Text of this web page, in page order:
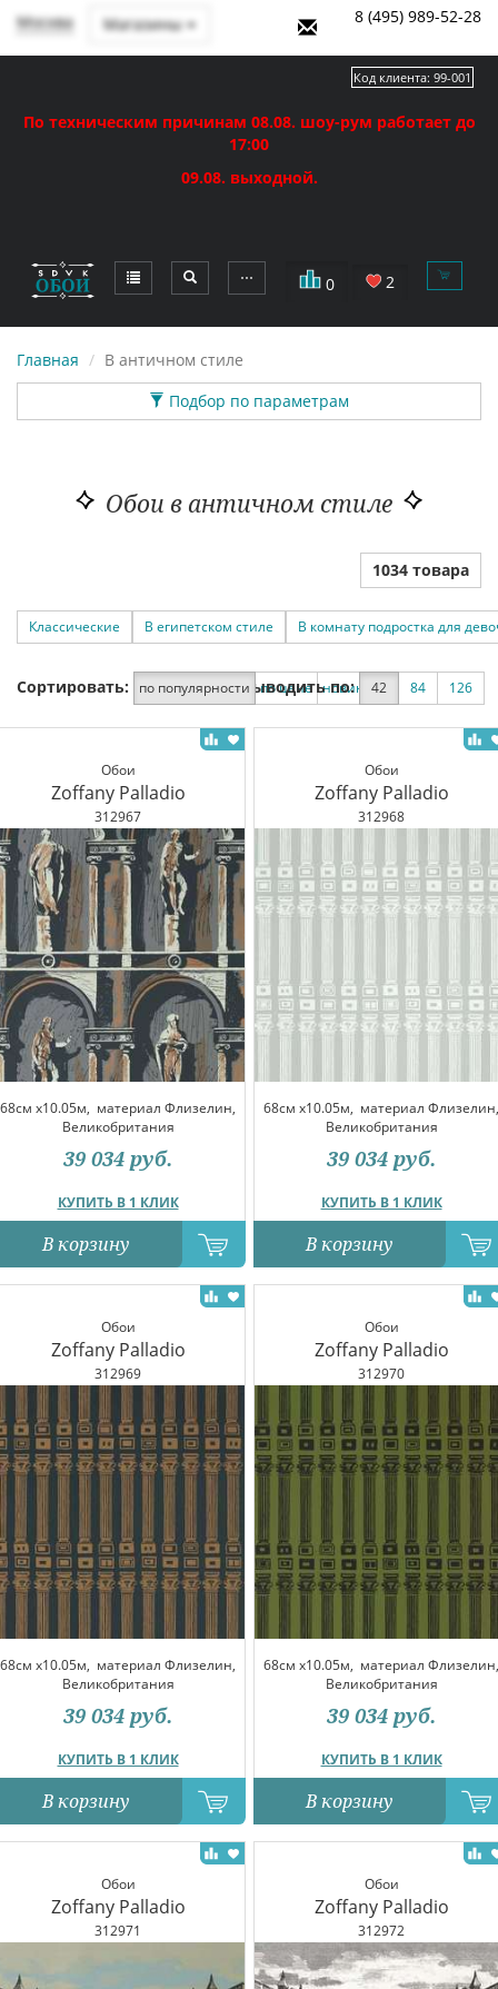
Москва Магазины 8 (495) 989-52-28
По техническим причинам 08.08. шоу-рум работает до
17:00
09.08. выходной.
⋯ 0 2
Код клиента: 99-001
Главная
В античном стиле
Подбор по параметрам
Обои в античном стиле
1034 товара
Классические В египетском стиле В комнату подростка для
Сортировать: по популярности по цене новинки по скидке
Выводить по: 42 84 126
Обои
Zoffany Palladio
312967
68см x10.05м, материал Флизелин,
Великобритания
КУПИТЬ В 1 КЛИК
39 034 руб.
В корзину
Обои
Zoffany Palladio
312968
68см x10.05м, материал Флизелин,
Великобритания
КУПИТЬ В 1 КЛИК
39 034 руб.
В корзину
Обои
Zoffany Palladio
312969
68см x10.05м, материал Флизелин,
Великобритания
КУПИТЬ В 1 КЛИК
39 034 руб.
В корзину
Обои
Zoffany Palladio
312970
68см x10.05м, материал Флизелин,
Великобритания
КУПИТЬ В 1 КЛИК
39 034 руб.
В корзину
Обои
Zoffany Palladio
312971
Обои
Zoffany Palladio
312972